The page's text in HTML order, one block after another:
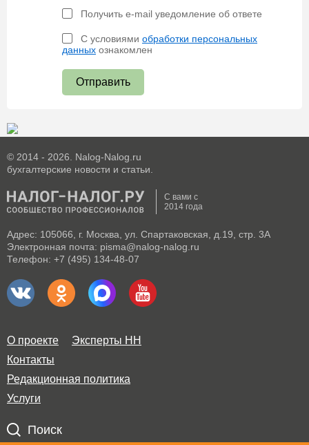
Получить e-mail уведомление об ответе
С условиями обработки персональных
данных ознакомлен
Отправить
© 2014 - 2026. Nalog-Nalog.ru
бухгалтерские новости и статьи.
С вами с
2014 года
Адрес: 105066, г. Москва, ул. Спартаковская, д.19, стр. 3А
Электронная почта: pisma@nalog-nalog.ru
Телефон: +7 (495) 134-48-07
О проекте
Эксперты НН
Контакты
Редакционная политика
Услуги
Поиск